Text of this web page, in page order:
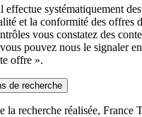
effectue systématiquement
et la conformité des offres
vous constatez des
pouvez nous le signaler
offre ».
de recherche
la recherche réalisée, France